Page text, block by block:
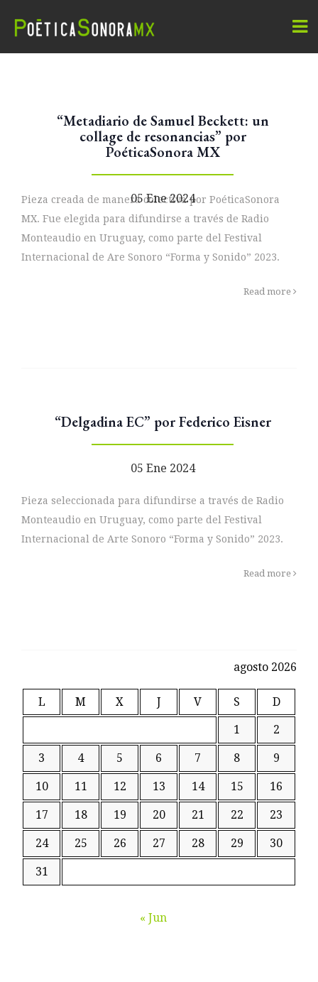
“Metadiario de Samuel Beckett: un
collage de resonancias” por
PoéticaSonora MX
05 Ene 2024
Pieza creada de manera colectiva por PoéticaSonora
MX. Fue elegida para difundirse a través de Radio
Monteaudio en Uruguay, como parte del Festival
Internacional de Are Sonoro “Forma y Sonido” 2023.
Read more
“Delgadina EC” por Federico Eisner
05 Ene 2024
Pieza seleccionada para difundirse a través de Radio
Monteaudio en Uruguay, como parte del Festival
Internacional de Arte Sonoro “Forma y Sonido” 2023.
Read more
agosto 2026
L M X J V S D
1 2
3 4 5 6 7 8 9
10 11 12 13 14 15 16
17 18 19 20 21 22 23
24 25 26 27 28 29 30
31
« Jun